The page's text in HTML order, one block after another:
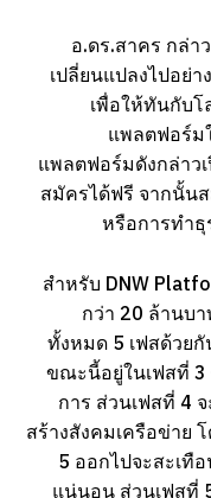
อ.ดร.สาคร กล่
เปลี่ยนแปลงไปอย่า
เพื่อให้ทันกับโ
แพลตฟอร์ม
แพลตฟอร์มดังกล่าว
สมัครได้ฟรี จากนั้น
หรือการทำธุ
สำหรับ DNW
กว่า 20 ล้านบ
ทั้งหมด 5 เฟสด้วยกั
ขณะนี้อยู่ในเฟสที่ 3
การ ส่วนเฟสที่ 4
สร้างสังคมเครือข่าย
5 ออกไปจะสะเทื
แน่นอน ส่วนเฟสที่